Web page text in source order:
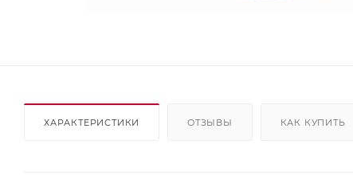
ХАРАКТЕРИСТИКИ ОТЗЫВЫ КАК КУПИТЬ